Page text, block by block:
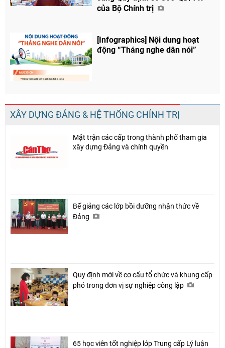
Facebook
của Bộ Chính trị
[Infographics] Nội dung hoạt
động “Tháng nghe dân nói”
XÂY DỰNG ĐẢNG & HỆ THỐNG CHÍNH TRỊ
Mặt trận các cấp trong thành phố tham gia
xây dựng Đảng và chính quyền
Bế giảng các lớp bồi dưỡng nhận thức về
Đảng
Quy định mới về cơ cấu tổ chức và khung cấp
phó trong đơn vị sự nghiệp công lập
65 học viên tốt nghiệp lớp Trung cấp Lý luận